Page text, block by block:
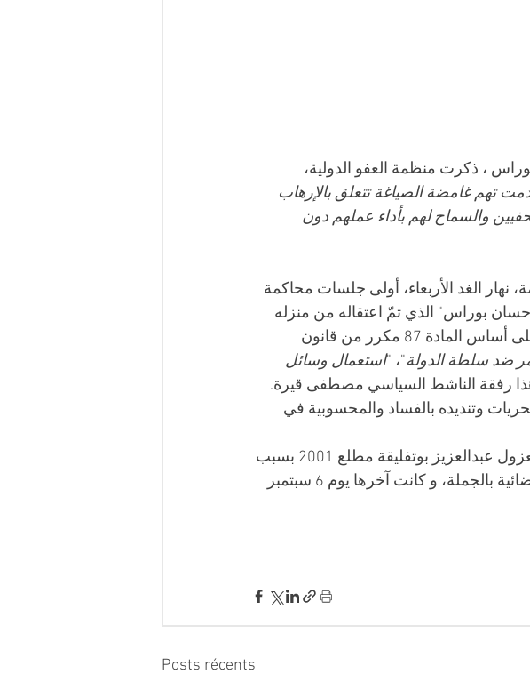
، ذكرت منظمة العفو الدولية،
تهم غامضة الصياغة تتعلق بالإرهاب
والسماح لهم بأداء عملهم دون
نهار الغد الأربعاء، أولى جلسات محاكمة
بوراس" الذي تمّ اعتقاله من منزله
العائلي منذ شهر سبتمبر 2021، و تمت مواجهته بتهم جنائية على أساس المادة 87 مكرر من قانون
ضد سلطة الدولة"، "استعمال وسائل
رفقة الناشط السياسي مصطفى قيرة.
وتنديده بالفساد والمحسوبية في
حسان بوراس هو أول صحفي يتم سجنه في عهد الرئيس المعزول عبدالعزيز بوتفليقة مطلع 2001 بسبب
مقالاته الصحفية.  تعرّض عدة مرات للاعتقال و المتابعات القضائية بالجملة، و كانت آخرها يوم 6 سبتمبر
Posts récents